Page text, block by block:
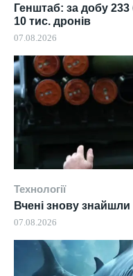
Генштаб: за добу
10 тис. дронів
07.08.2026
Технології
Вчені знову
07.08.2026